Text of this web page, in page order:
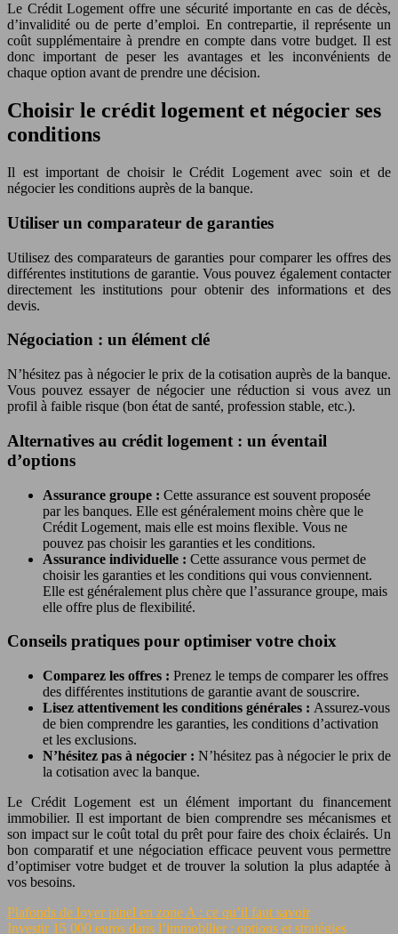
Le Crédit Logement offre une sécurité importante en cas de décès,
d’invalidité ou de perte d’emploi. En contrepartie, il représente un
coût supplémentaire à prendre en compte dans votre budget. Il est
donc important de peser les avantages et les inconvénients de
chaque option avant de prendre une décision.
Choisir le crédit logement et négocier ses
conditions
Il est important de choisir le Crédit Logement avec soin et de
négocier les conditions auprès de la banque.
Utiliser un comparateur de garanties
Utilisez des comparateurs de garanties pour comparer les offres des
différentes institutions de garantie. Vous pouvez également contacter
directement les institutions pour obtenir des informations et des
devis.
Négociation : un élément clé
N’hésitez pas à négocier le prix de la cotisation auprès de la banque.
Vous pouvez essayer de négocier une réduction si vous avez un
profil à faible risque (bon état de santé, profession stable, etc.).
Alternatives au crédit logement : un éventail
d’options
Assurance groupe : Cette assurance est souvent proposée
par les banques. Elle est généralement moins chère que le
Crédit Logement, mais elle est moins flexible. Vous ne
pouvez pas choisir les garanties et les conditions.
Assurance individuelle : Cette assurance vous permet de
choisir les garanties et les conditions qui vous conviennent.
Elle est généralement plus chère que l’assurance groupe, mais
elle offre plus de flexibilité.
Conseils pratiques pour optimiser votre choix
Comparez les offres : Prenez le temps de comparer les offres
des différentes institutions de garantie avant de souscrire.
Lisez attentivement les conditions générales : Assurez-vous
de bien comprendre les garanties, les conditions d’activation
et les exclusions.
N’hésitez pas à négocier : N’hésitez pas à négocier le prix de
la cotisation avec la banque.
Le Crédit Logement est un élément important du financement
immobilier. Il est important de bien comprendre ses mécanismes et
son impact sur le coût total du prêt pour faire des choix éclairés. Un
bon comparatif et une négociation efficace peuvent vous permettre
d’optimiser votre budget et de trouver la solution la plus adaptée à
vos besoins.
Plafonds de loyer pinel en zone A : ce qu’il faut savoir
Investir 15 000 euros dans l’immobilier : options et stratégies